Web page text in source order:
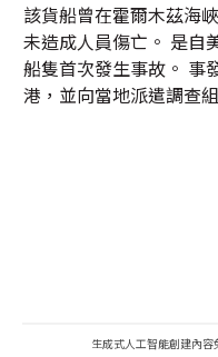
該貨船曾在霍爾木茲海
未造成人員傷亡。 是自
船隻首次發生事故。 事
港，並向當地派遣調查
生成式人工智能創建內容